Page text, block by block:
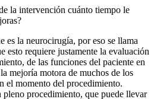
la intervención cuánto tiempo le
es la neurocirugía, por eso se llama
esto requiere justamente la evaluación
de las funciones del paciente en
mejoría motora de muchos de los
el momento del procedimiento.
pleno procedimiento, que puede llevar